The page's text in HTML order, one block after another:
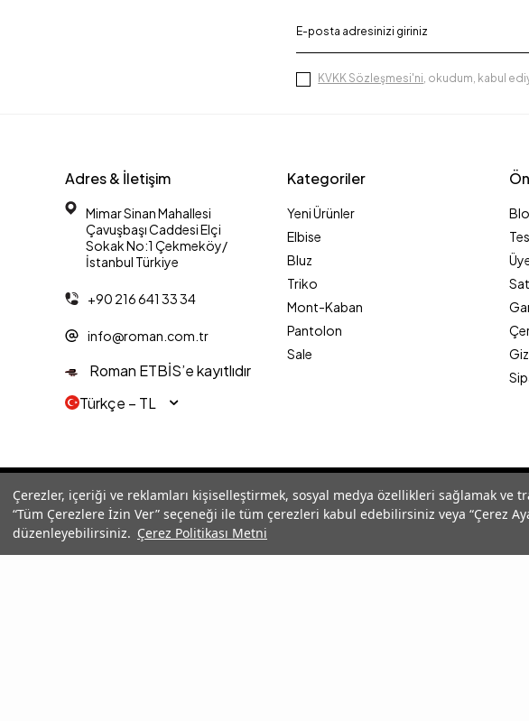
Çerezler, içeriği ve reklamları kişiselleştirmek, sosyal medya özellikleri sağlamak ve
“Tüm Çerezlere İzin Ver” seçeneği ile tüm çerezleri kabul edebilirsiniz veya “Çerez
düzenleyebilirsiniz. Çerez Politikası Metni
KVKK Sözleşmesi'ni, okudum, kabul
Adres & İletişim
Mimar Sinan Mahallesi
Çavuşbaşı Caddesi Elçi
Sokak No:1 Çekmeköy/
İstanbul Türkiye
+90 216 641 33 34
info@roman.com.tr
Roman ETBİS’e kayıtlıdır
Türkçe − TL
Kategoriler
Yeni Ürünler
Elbise
Bluz
Triko
Mont-Kaban
Pantolon
Sale
© 2025 Roman® Tüm Hakları Saklıdır, İzinsiz kullanılamaz